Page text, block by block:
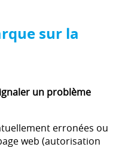
sur la
un problème
erronées ou
web (autorisation